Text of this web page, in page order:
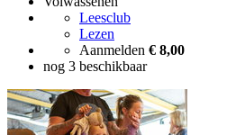
Leesclub
Lezen
Aanmelden € 8,00
nog 3 beschikbaar